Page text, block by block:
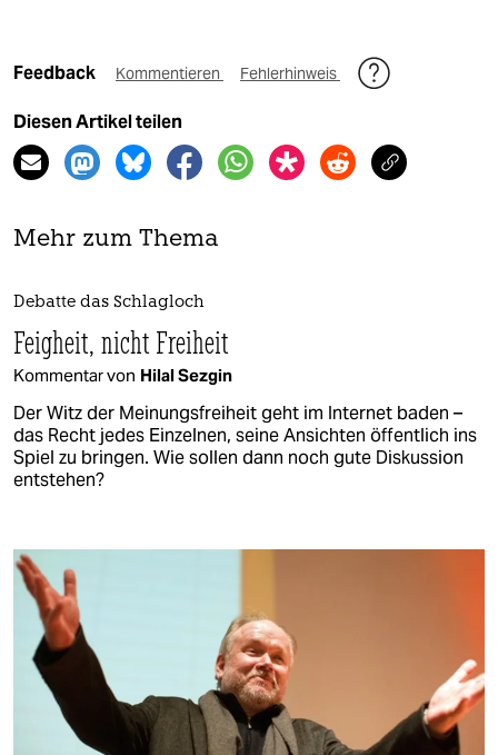
Feedback Kommentieren Fehlerhinweis
Diesen Artikel teilen
Mehr zum Thema
Debatte das Schlagloch
Feigheit, nicht Freiheit
Kommentar von Hilal Sezgin
Der Witz der Meinungsfreiheit geht im Internet baden –
das Recht jedes Einzelnen, seine Ansichten öffentlich ins
Spiel zu bringen. Wie sollen dann noch gute Diskussion
entstehen?